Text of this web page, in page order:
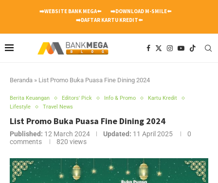
➡️WEBSITE BANK MEGA⬅️
➡️DOWNLOAD M-SMILE⬅️
➡️DAFTAR KARTU KREDIT⬅️
Beranda » List Promo Buka Puasa Fine Dining 2024
Berita Keuangan Editors' Pick Info & Promo
Kartu Kredit
Lifestyle
Travel News
List Promo Buka Puasa Fine Dining 2024
Published: 12 March 2024 Updated: 11 April 2025
0
comments
820 views